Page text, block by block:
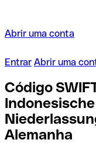
Abrir uma conta
Entrar Abrir uma
Código
Alemanha